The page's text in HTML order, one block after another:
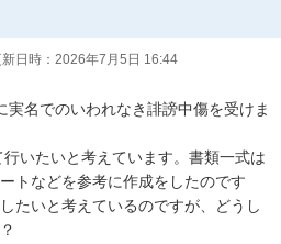
日時： 2026年7月5日 16:44
名でのいわれなき誹謗中傷を受けま
いたいと考えています。書類一式は
トなどを参考に作成をしたのです
たいと考えているのですが、どうし